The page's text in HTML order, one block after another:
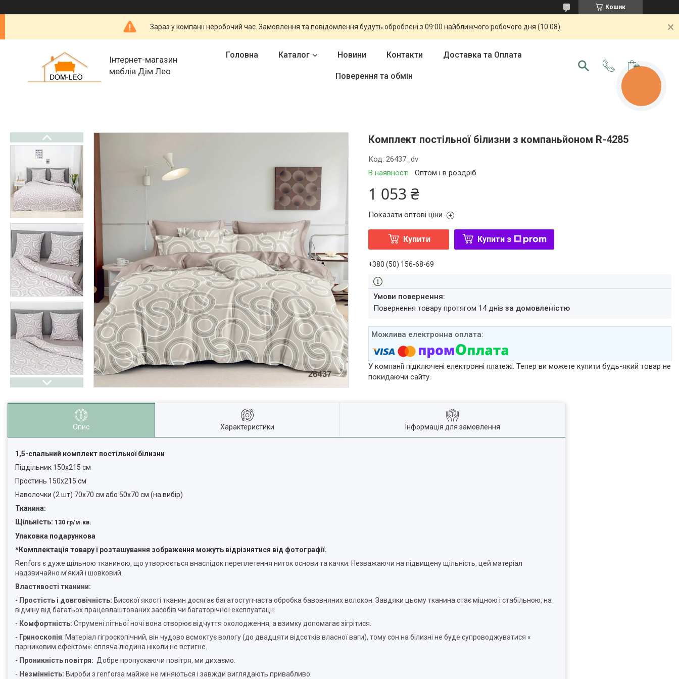
Кошик
Зараз у компанії неробочий час. Замовлення та повідомлення будуть оброблені з 09:00 найближчого робочого дня (10.08).
Інтернет-магазин
меблів Дім Лео
Головна Каталог Новини Контакти Доставка та Оплата
Поверення та обмін
Комплект постільної білизни з компаньйоном R-4285
В наявності Оптом і в роздріб
Код:26437_dv
1 053 ₴
Показати оптові ціни
Купити Купити з
+380 (50) 156-68-69
повернення товару протягом 14 днівза домовленістю
У компанії підключені електронні платежі. Тепер ви можете купити будь-який товар не
покидаючи сайту.
Опис Характеристики Інформація для замовлення
1,5-спальний комплект постільної білизни
Піддільник 150x215 см
Простинь 150x215 см
Наволочки (2 шт) 70x70 см або 50x70 см (на вибір)
Тканина:
Щільність: 130 гр/м.кв.
Упаковка подарункова
*Комплектація товару і розташування зображення можуть відрізнятися від фотографії.
Renfors є дуже щільною тканиною, що утворюється внаслідок переплетення ниток основи та качки. Незважаючи на підвищену щільність, цей матеріал
надзвичайно м’який і шовковий.
Властивості тканини:
- Простість і довговічність: Високої якості тканин досягає багатоступчаста обробка бавовняних волокон. Завдяки цьому тканина стає міцною і стабільною, на
відміну від багатьох працевлаштованих засобів чи багаторічної експлуатації.
- Комфортність: Струмені літньої ночі вона створює відчуття охолодження, а взимку допомагає зігрітися.
- Гриноскопія: Матеріал гігроскопічний, він чудово всмоктує вологу (до двадцяти відсотків власної ваги), тому сон на білизні не буде супроводжуватися «
парниковим ефектом»: спляча людина ніколи не встигне.
- Проникність повітря: Добре пропускаючи повітря, ми дихаємо.
- Незмінність: Вироби з renforsa майже не міняються і завжди виглядають привабливо.